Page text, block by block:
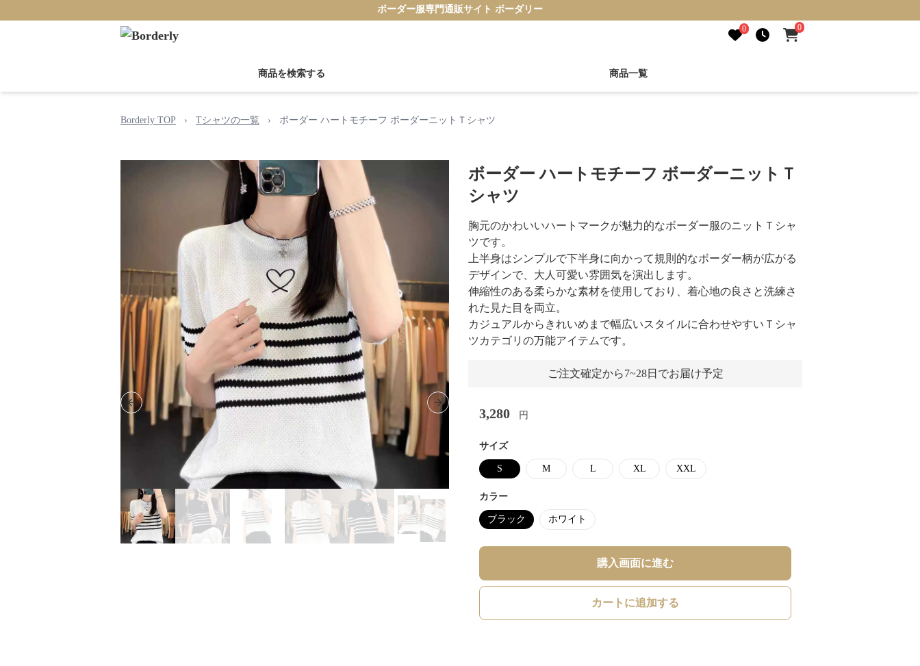
ボーダー服専門通販サイト ボーダリー
0 0
商品を検索する 商品一覧
Borderly TOP › Tシャツの一覧 › ボーダー ハートモチーフ ボーダーニットＴシャツ
Previous slide Next slide
ボーダー ハートモチーフ ボーダーニットＴ
シャツ
胸元のかわいいハートマークが魅力的なボーダー服のニットＴシャ
ツです。
上半身はシンプルで下半身に向かって規則的なボーダー柄が広がる
デザインで、大人可愛い雰囲気を演出します。
伸縮性のある柔らかな素材を使用しており、着心地の良さと洗練さ
れた見た目を両立。
カジュアルからきれいめまで幅広いスタイルに合わせやすいＴシャ
ツカテゴリの万能アイテムです。
ご注文確定から7~28日でお届け予定
3,280 円
サイズ
S M L XL XXL
カラー
ブラック ホワイト
購入画面に進む
カートに追加する